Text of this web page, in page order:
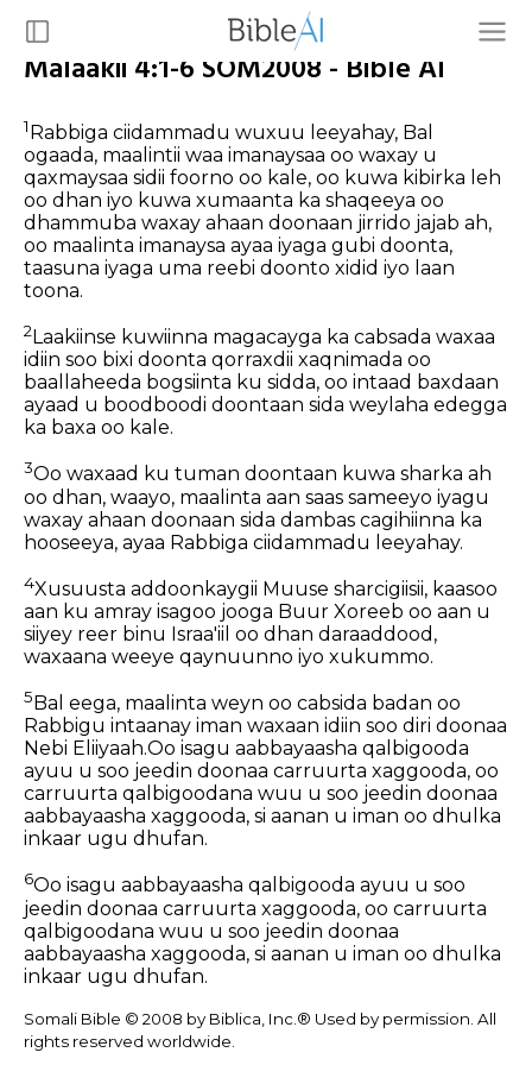
Malaakii 4:1-6 SOM2008 - Bible AI
1Rabbiga ciidammadu wuxuu leeyahay, Bal
ogaada, maalintii waa imanaysaa oo waxay u
qaxmaysaa sidii foorno oo kale, oo kuwa kibirka leh
oo dhan iyo kuwa xumaanta ka shaqeeya oo
dhammuba waxay ahaan doonaan jirrido jajab ah,
oo maalinta imanaysa ayaa iyaga gubi doonta,
taasuna iyaga uma reebi doonto xidid iyo laan
toona.
2 Laakiinse kuwiinna magacayga ka cabsada waxaa
idiin soo bixi doonta qorraxdii xaqnimada oo
baallaheeda bogsiinta ku sidda, oo intaad baxdaan
ayaad u boodboodi doontaan sida weylaha edegga
ka baxa oo kale.
3Oo waxaad ku tuman doontaan kuwa sharka ah
oo dhan, waayo, maalinta aan saas sameeyo iyagu
waxay ahaan doonaan sida dambas cagihiinna ka
hooseeya, ayaa Rabbiga ciidammadu leeyahay.
4Xusuusta addoonkaygii Muuse sharcigiisii, kaasoo
aan ku amray isagoo jooga Buur Xoreeb oo aan u
siiyey reer binu Israa'iil oo dhan daraaddood,
waxaana weeye qaynuunno iyo xukummo.
5 Bal eega, maalinta weyn oo cabsida badan oo
Rabbigu intaanay iman waxaan idiin soo diri doonaa
Nebi Eliiyaah.Oo isagu aabbayaasha qalbigooda
ayuu u soo jeedin doonaa carruurta xaggooda, oo
carruurta qalbigoodana wuu u soo jeedin doonaa
aabbayaasha xaggooda, si aanan u iman oo dhulka
inkaar ugu dhufan.
6Oo isagu aabbayaasha qalbigooda ayuu u soo
jeedin doonaa carruurta xaggooda, oo carruurta
qalbigoodana wuu u soo jeedin doonaa
aabbayaasha xaggooda, si aanan u iman oo dhulka
inkaar ugu dhufan.
Somali Bible © 2008 by Biblica, Inc.® Used by permission. All
rights reserved worldwide.